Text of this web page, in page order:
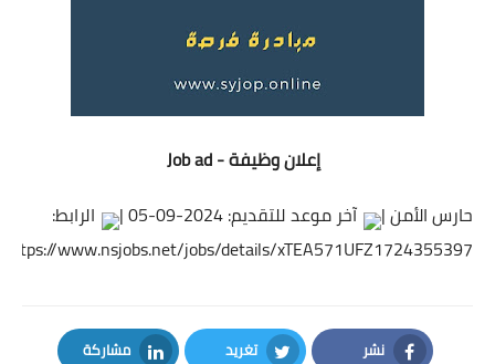
إعلان وظيفة - Job ad
حارس الأمن |
آخر موعد للتقديم: 2024-09-05 |
الرابط:
https://www.nsjobs.net/jobs/details/xTEA571UFZ1724355397
نشر تغريد مشاركة